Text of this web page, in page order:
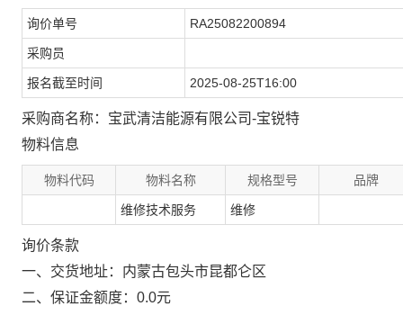
询价单号 RA25082200894
采购员
报名截至时间 2025-08-25T16:00
采购商名称：宝武清洁能源有限公司-宝锐特
物料信息
物料代码 物料名称 规格型号 品牌
维修技术服务 维修
询价条款
一、交货地址：内蒙古包头市昆都仑区
二、保证金额度：0.0元